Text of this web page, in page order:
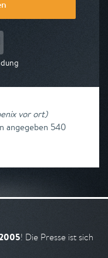
vor ort)
angegeben 540
! Die Presse ist sich